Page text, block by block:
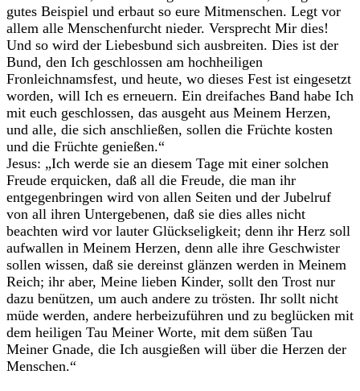
gutes Beispiel und erbaut so eure Mitmenschen. Legt vor
allem alle Menschenfurcht nieder. Versprecht Mir dies!
Und so wird der Liebesbund sich ausbreiten. Dies ist der
Bund, den Ich geschlossen am hochheiligen
Fronleichnamsfest, und heute, wo dieses Fest ist eingesetzt
worden, will Ich es erneuern. Ein dreifaches Band habe Ich
mit euch geschlossen, das ausgeht aus Meinem Herzen,
und alle, die sich anschließen, sollen die Früchte kosten
und die Früchte genießen.“
Jesus: „Ich werde sie an diesem Tage mit einer solchen
Freude erquicken, daß all die Freude, die man ihr
entgegenbringen wird von allen Seiten und der Jubelruf
von all ihren Untergebenen, daß sie dies alles nicht
beachten wird vor lauter Glückseligkeit; denn ihr Herz soll
aufwallen in Meinem Herzen, denn alle ihre Geschwister
sollen wissen, daß sie dereinst glänzen werden in Meinem
Reich; ihr aber, Meine lieben Kinder, sollt den Trost nur
dazu benützen, um auch andere zu trösten. Ihr sollt nicht
müde werden, andere herbeizuführen und zu beglücken mit
dem heiligen Tau Meiner Worte, mit dem süßen Tau
Meiner Gnade, die Ich ausgießen will über die Herzen der
Menschen.“